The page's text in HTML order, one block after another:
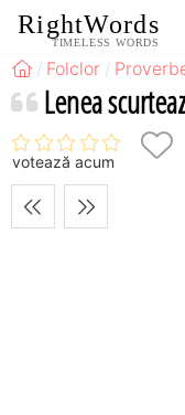
RightWords
TIMELESS WORDS
Folclor
Lenea
votează acum